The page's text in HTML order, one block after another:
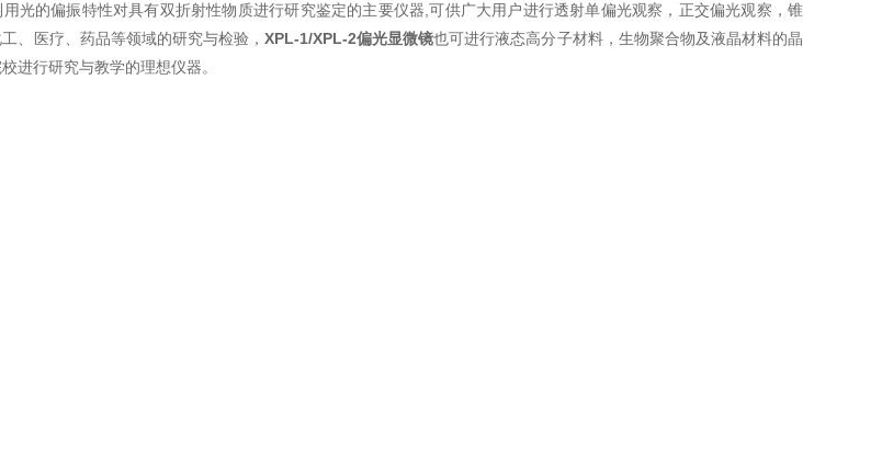
用光的偏振特性对具有双折射性物质进行研究鉴定的主要仪器,可供广大用户进行透射单偏光观察，正交偏光观察，锥
、医疗、药品等领域的研究与检验，XPL-1/XPL-2偏光显微镜也可进行液态高分子材料，生物聚合物及液晶材料的晶
进行研究与教学的理想仪器。